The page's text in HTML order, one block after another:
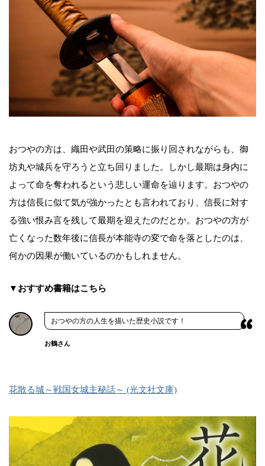
おつやの方は、織田や武田の策略に振り回されながらも、御
坊丸や城兵を守ろうと立ち回りました。しかし最期は身内に
よって命を奪われるという悲しい運命を辿ります。おつやの
方は信長に似て気が強かったとも言われており、信長に対す
る強い恨み言を残して最期を迎えたのだとか。おつやの方が
亡くなった数年後に信長が本能寺の変で命を落としたのは、
何かの因果が働いているのかもしれません。
▼おすすめ書籍はこちら
おつやの方の人生を描いた歴史小説です！
お鶴さん
花散る城～戦国女城主秘話～ (光文社文庫)